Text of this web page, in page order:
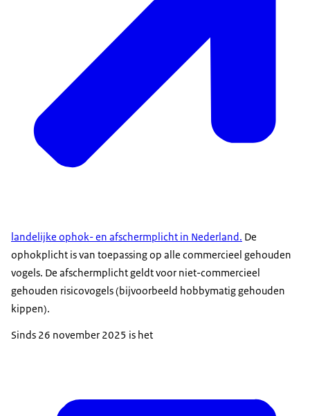
landelijke ophok- en afschermplicht in Nederland. De
ophokplicht is van toepassing op alle commercieel gehouden
vogels. De afschermplicht geldt voor niet-commercieel
gehouden risicovogels (bijvoorbeeld hobbymatig gehouden
kippen).
Sinds 26 november 2025 is het